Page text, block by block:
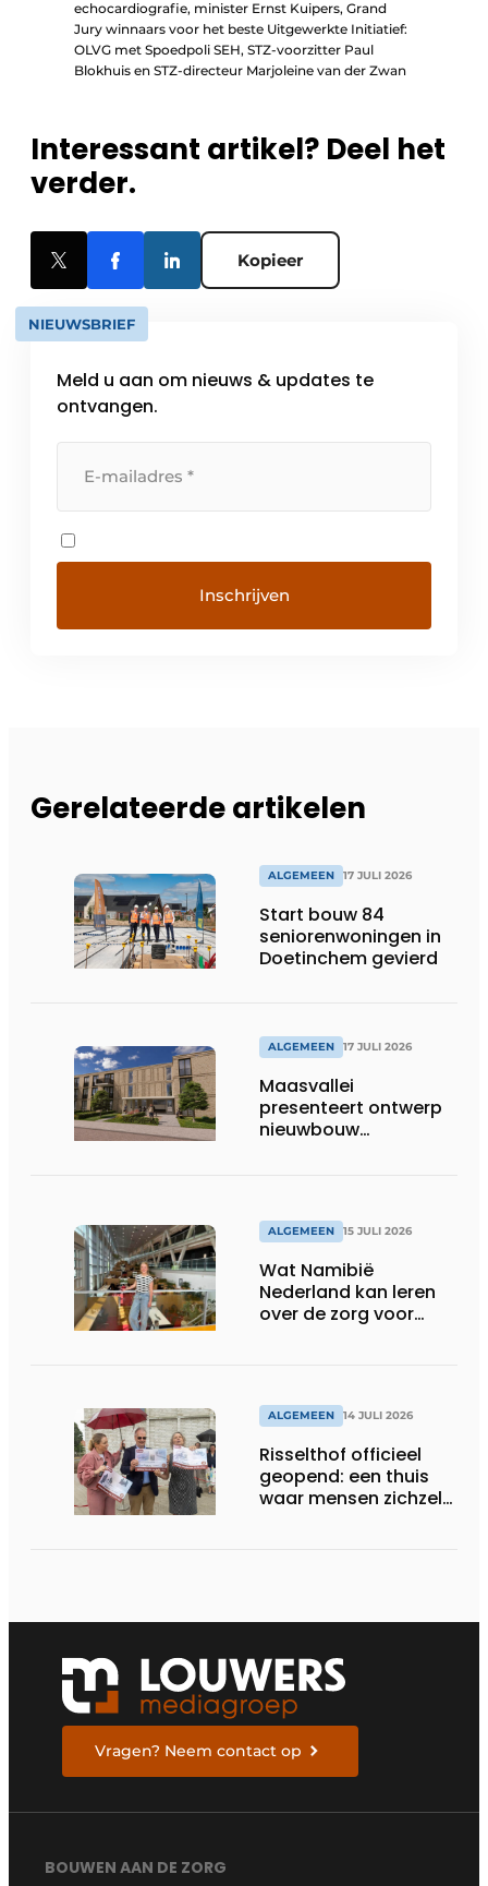
echocardiografie, minister Ernst Kuipers, Grand
Jury winnaars voor het beste Uitgewerkte Initiatief:
OLVG met Spoedpoli SEH, STZ-voorzitter Paul
Blokhuis en STZ-directeur Marjoleine van der Zwan
Interessant artikel? Deel het
verder.
Kopieer
NIEUWSBRIEF
Meld u aan om nieuws & updates te
ontvangen.
Gerelateerde artikelen
ALGEMEEN 17 JULI 2026
Start bouw 84
seniorenwoningen in
Doetinchem gevierd
ALGEMEEN 17 JULI 2026
Maasvallei
presenteert ontwerp
nieuwbouw
ALGEMEEN 15 JULI 2026
Wat Namibië
Nederland kan leren
over de zorg voor
ALGEMEEN 14 JULI 2026
Risselthof officieel
geopend: een thuis
waar mensen zichzelf
Vragen? Neem contact op
BOUWEN AAN DE ZORG